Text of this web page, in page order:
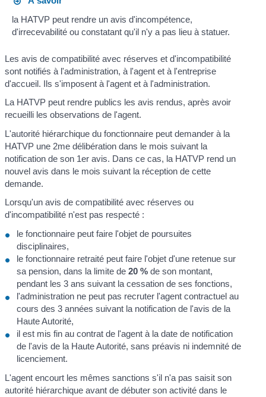
la HATVP peut rendre un avis d'incompétence,
d'irrecevabilité ou constatant qu'il n'y a pas lieu à statuer.
Les avis de compatibilité avec réserves et d'incompatibilité
sont notifiés à l'administration, à l'agent et à l'entreprise
d'accueil. Ils s'imposent à l'agent et à l'administration.
La HATVP peut rendre publics les avis rendus, après avoir
recueilli les observations de l'agent.
L'autorité hiérarchique du fonctionnaire peut demander à la
HATVP une 2me délibération dans le mois suivant la
notification de son 1er avis. Dans ce cas, la HATVP rend un
nouvel avis dans le mois suivant la réception de cette
demande.
Lorsqu'un avis de compatibilité avec réserves ou
d'incompatibilité n'est pas respecté :
le fonctionnaire peut faire l'objet de poursuites
disciplinaires,
le fonctionnaire retraité peut faire l'objet d'une retenue sur
sa pension, dans la limite de20 % de son montant,
pendant les 3 ans suivant la cessation de ses fonctions,
l'administration ne peut pas recruter l'agent contractuel au
cours des 3 années suivant la notification de l'avis de la
Haute Autorité,
il est mis fin au contrat de l'agent à la date de notification
de l'avis de la Haute Autorité, sans préavis ni indemnité de
licenciement.
L'agent encourt les mêmes sanctions s'il n'a pas saisit son
autorité hiérarchique avant de débuter son activité dans le